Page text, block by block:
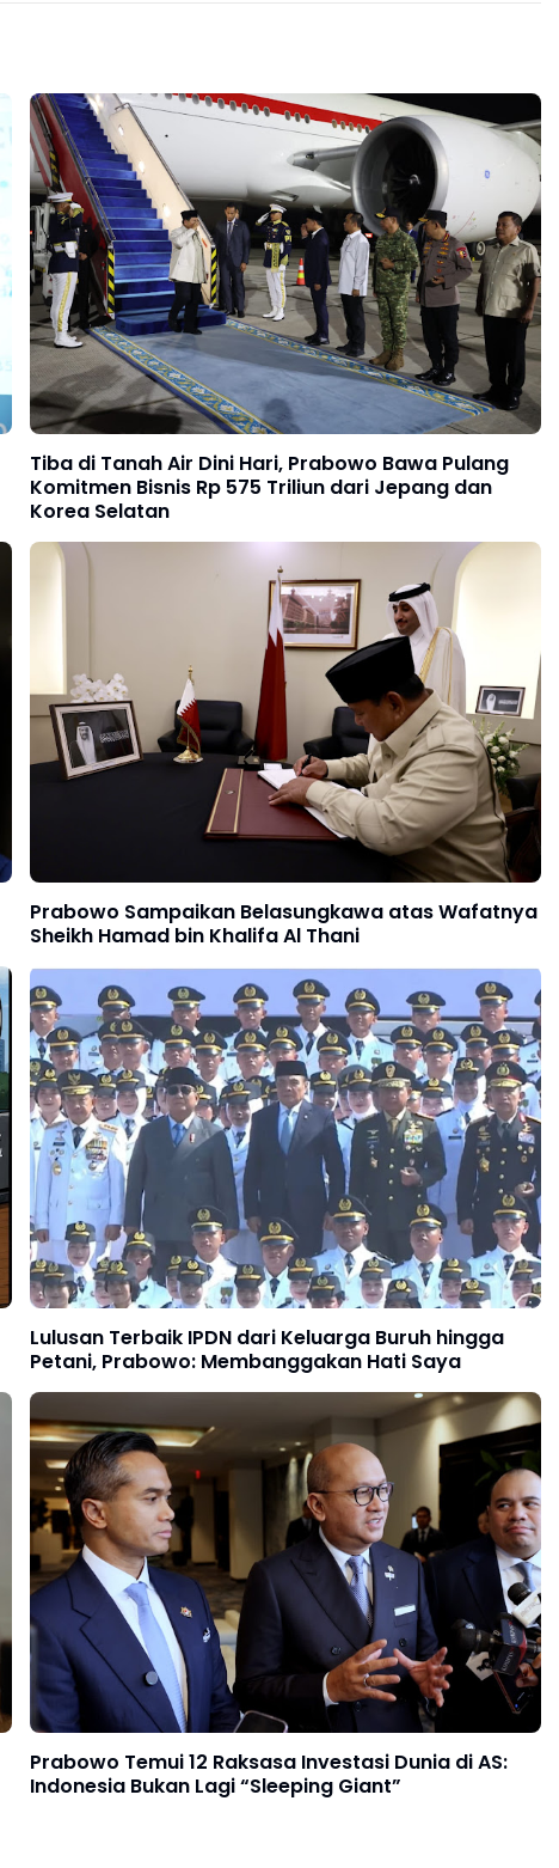
Tiba di Tanah Air Dini Hari, Prabowo Bawa Pulang
Komitmen Bisnis Rp 575 Triliun dari Jepang dan
Korea Selatan
Prabowo Sampaikan Belasungkawa atas Wafatnya
Sheikh Hamad bin Khalifa Al Thani
Lulusan Terbaik IPDN dari Keluarga Buruh hingga
Petani, Prabowo: Membanggakan Hati Saya
Prabowo Temui 12 Raksasa Investasi Dunia di AS:
Indonesia Bukan Lagi “Sleeping Giant”